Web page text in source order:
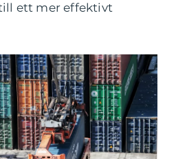
ett mer effektivt